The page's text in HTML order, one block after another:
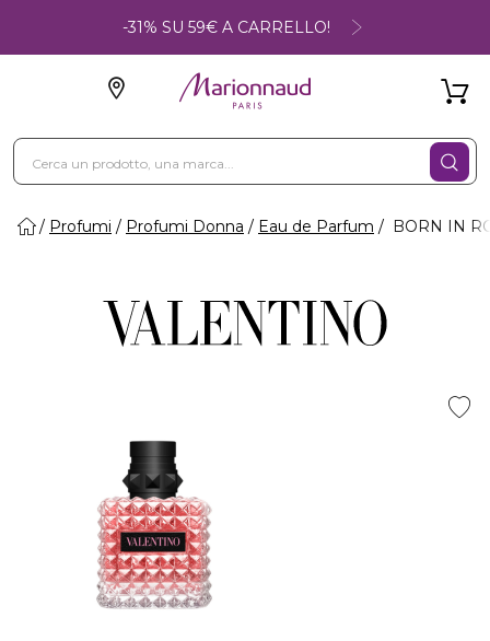
-31% SU 59€ A CARRELLO!
Profumi Profumi Donna Eau de Parfum BORN IN